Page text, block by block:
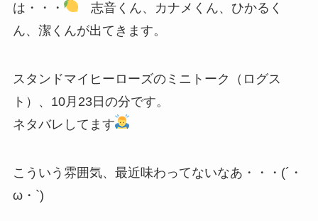
は・・・
志音くん、カナメくん、ひかるく
ん、潔くんが出てきます。
スタンドマイヒーローズのミニトーク（ログス
ト）、10月23日の分です。
ネタバレしてます
こういう雰囲気、最近味わってないなあ・・・(´・
ω・`)